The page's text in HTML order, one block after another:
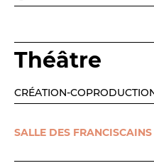
Espace relais
Newsletter
Théâtre
CRÉATION-
SALLE DES FRANCISCAINS